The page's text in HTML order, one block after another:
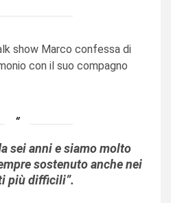
show Marco confessa di
con il suo compagno
sei anni e siamo molto
sostenuto anche nei
più difficili”.